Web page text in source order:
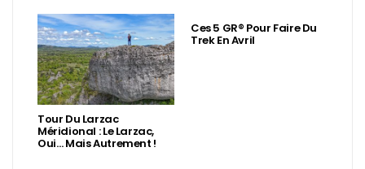
Tour Du Larzac
Méridional : Le Larzac,
Oui… Mais Autrement !
Ces 5 GR® Pour Faire Du
Trek En Avril